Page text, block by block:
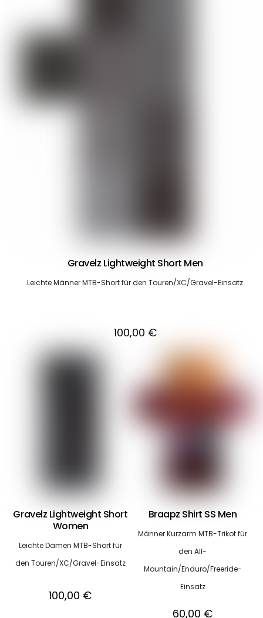
Gravelz Lightweight Short Men
Leichte Männer MTB-Short für den Touren/XC/Gravel-Einsatz
100,00 €
Gravelz Lightweight Short
Women
Leichte Damen MTB-Short für
den Touren/XC/Gravel-Einsatz
100,00 €
Braapz Shirt SS Men
Männer Kurzarm MTB-Trikot für
den All-
Mountain/Enduro/Freeride-
Einsatz
60,00 €